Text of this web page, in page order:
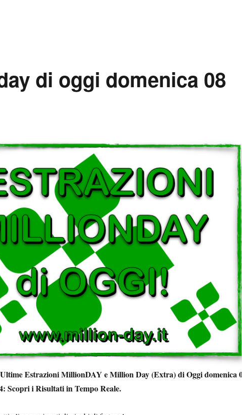
di oggi domenica 08
Estrazioni MillionDAY e Million Day (Extra) di Oggi domenica
Scopri i Risultati in Tempo Reale.